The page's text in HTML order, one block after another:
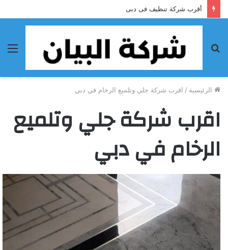
أقرب شركة تنظيف فى دبى
الرئيسية / اقرب شركة جلي وتلميع الرخام في دبي
اقرب شركة جلي وتلميع
الرخام في دبي